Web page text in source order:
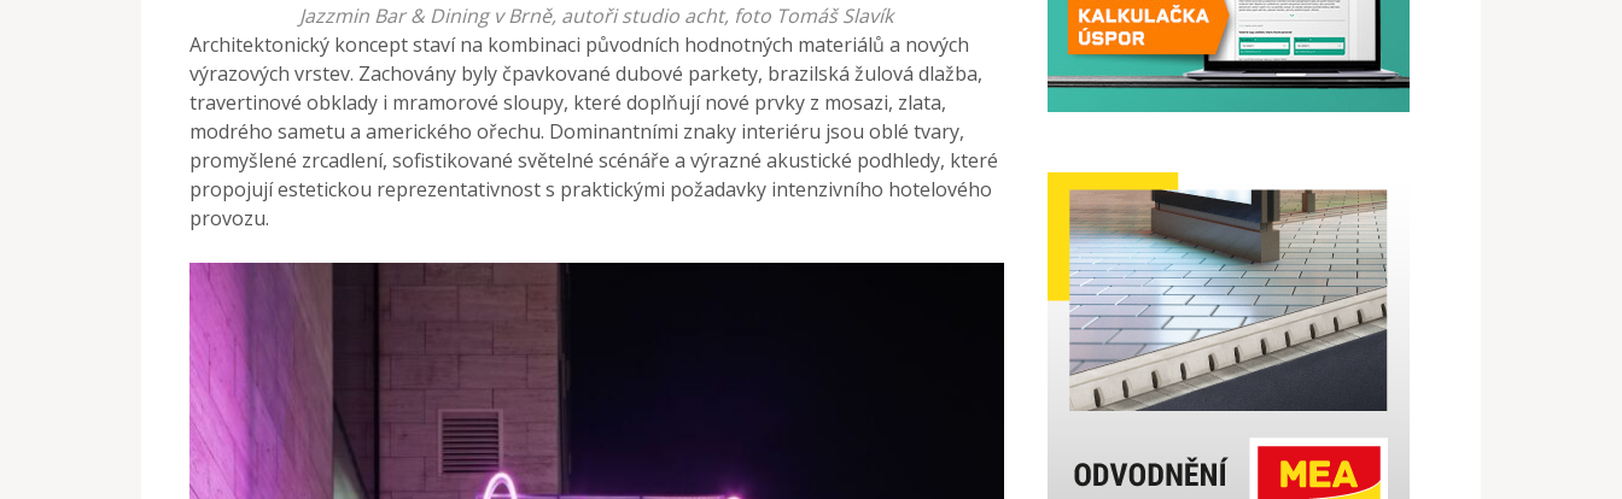
Jazzmin Bar & Dining v Brně, autoři studio acht, foto Tomáš Slavík
Architektonický koncept staví na kombinaci původních hodnotných materiálů a nových
výrazových vrstev. Zachovány byly čpavkované dubové parkety, brazilská žulová dlažba,
travertinové obklady i mramorové sloupy, které doplňují nové prvky z mosazi, zlata,
modrého sametu a amerického ořechu. Dominantními znaky interiéru jsou oblé tvary,
promyšlené zrcadlení, sofistikované světelné scénáře a výrazné akustické podhledy, které
propojují estetickou reprezentativnost s praktickými požadavky intenzivního hotelového
provozu.